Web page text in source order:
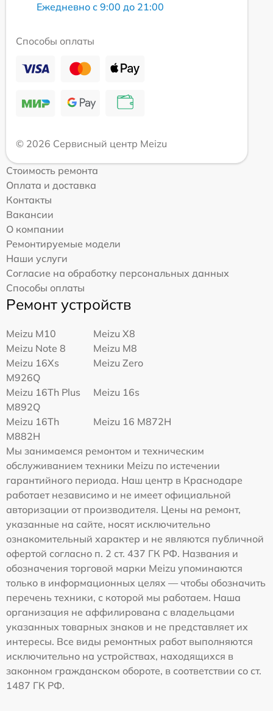
Ежедневно с 9:00 до 21:00
Способы оплаты
© 2026 Сервисный центр Meizu
Стоимость ремонта
Оплата и доставка
Контакты
Вакансии
О компании
Ремонтируемые модели
Наши услуги
Согласие на обработку персональных данных
Способы оплаты
Ремонт устройств
Meizu M10
Meizu X8
Meizu Note 8
Meizu M8
Meizu 16Xs
M926Q
Meizu Zero
Meizu 16Th Plus
M892Q
Meizu 16s
Meizu 16Th
M882H
Meizu 16 M872H
Мы занимаемся ремонтом и техническим
обслуживанием техники Meizu по истечении
гарантийного периода. Наш центр в Краснодаре
работает независимо и не имеет официальной
авторизации от производителя. Цены на ремонт,
указанные на сайте, носят исключительно
ознакомительный характер и не являются публичной
офертой согласно п. 2 ст. 437 ГК РФ. Названия и
обозначения торговой марки Meizu упоминаются
только в информационных целях — чтобы обозначить
перечень техники, с которой мы работаем. Наша
организация не аффилирована с владельцами
указанных товарных знаков и не представляет их
интересы. Все виды ремонтных работ выполняются
исключительно на устройствах, находящихся в
законном гражданском обороте, в соответствии со ст.
1487 ГК РФ.